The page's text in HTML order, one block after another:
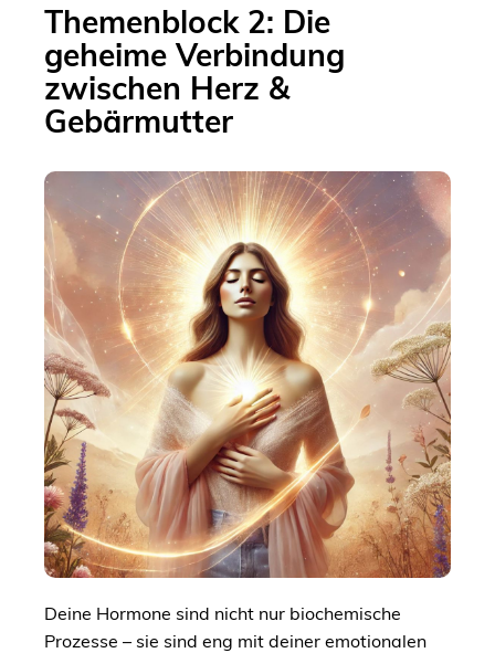
Themenblock 2: Die
geheime Verbindung
zwischen Herz &
Gebärmutter
Deine Hormone sind nicht nur biochemische
Prozesse – sie sind eng mit deiner emotionalen